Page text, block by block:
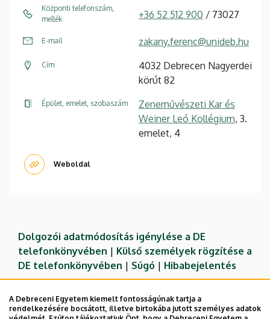
Központi telefonszám,
mellék
+36 52 512 900 / 73027
E-mail zakany.ferenc@unideb.hu
Cím
4032 Debrecen Nagyerdei
körút 82
Épület, emelet, szobaszám
Zeneművészeti Kar és
Weiner Leó Kollégium, 3.
emelet, 4
Weboldal
Dolgozói adatmódosítás igénylése a DE
telefonkönyvében | Külső személyek rögzítése a
DE telefonkönyvében | Súgó | Hibabejelentés
A Debreceni Egyetem kiemelt fontosságúnak tartja a
rendelkezésére bocsátott, illetve birtokába jutott személyes adatok